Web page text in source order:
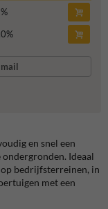
%
%
en snel een
ondergronden. Ideaal
bedrijfsterreinen, in
met een